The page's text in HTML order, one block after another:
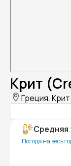
Крит
Греция,
Средняя
Погода на весь